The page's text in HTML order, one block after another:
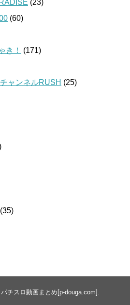
(23)
(60)
き！
(171)
ャンネルRUSH (25)
(35)
チスロ動画まとめ[p-douga.com] .